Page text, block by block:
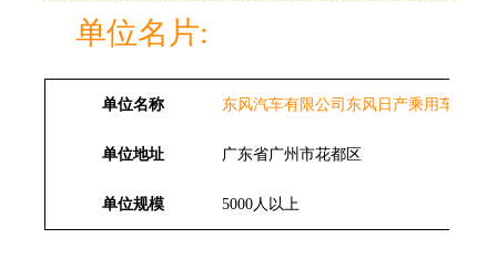
单位名片:
单位名称 东风汽车有限公司东风日产乘用车公司
单位地址 广东省广州市花都区
单位规模 5000人以上